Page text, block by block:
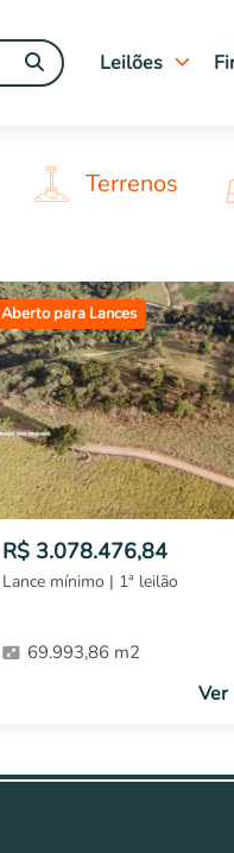
Extrajudiciais
Leilões
Terrenos
Aberto para Lances
R$ 3.078.476,84
Lance mínimo | 1ª leilão
69.993,86 m2
Ver